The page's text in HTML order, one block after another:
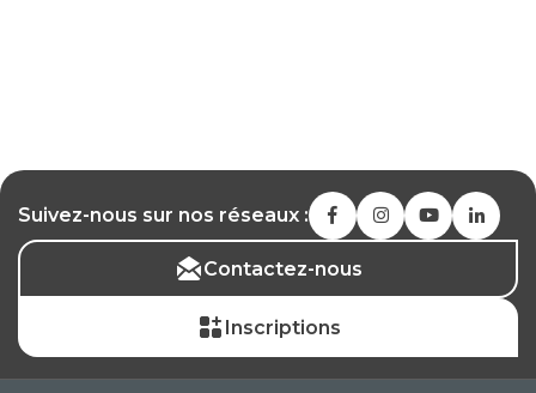
Suivez-nous sur nos réseaux :
Contactez-nous
Inscriptions